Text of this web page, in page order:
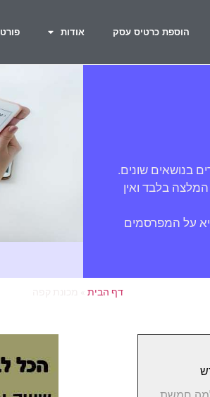
הוספת כרטיס עסק אודות
בנושאים שונים.
בלבד ואין
על המפרסמים
דף הבית